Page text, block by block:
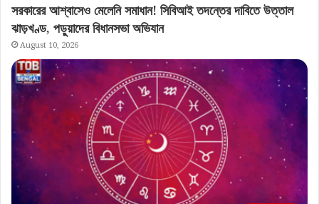
সরকারের আশ্বাসেও মেলেনি সমাধান! সিবিআই তদন্তের দাবিতে উত্তাল
ঝাড়খণ্ড, পড়ুয়াদের বিধানসভা অভিযান
August 10, 2026